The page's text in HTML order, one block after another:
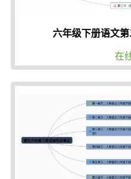
六年级下册语文
在